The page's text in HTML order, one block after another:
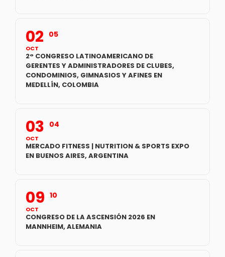
02
OCT
05
2° CONGRESO LATINOAMERICANO DE
GERENTES Y ADMINISTRADORES DE CLUBES,
CONDOMINIOS, GIMNASIOS Y AFINES EN
MEDELLÍN, COLOMBIA
03
OCT
04
MERCADO FITNESS | NUTRITION & SPORTS EXPO
EN BUENOS AIRES, ARGENTINA
09
OCT
10
CONGRESO DE LA ASCENSIÓN 2026 EN
MANNHEIM, ALEMANIA